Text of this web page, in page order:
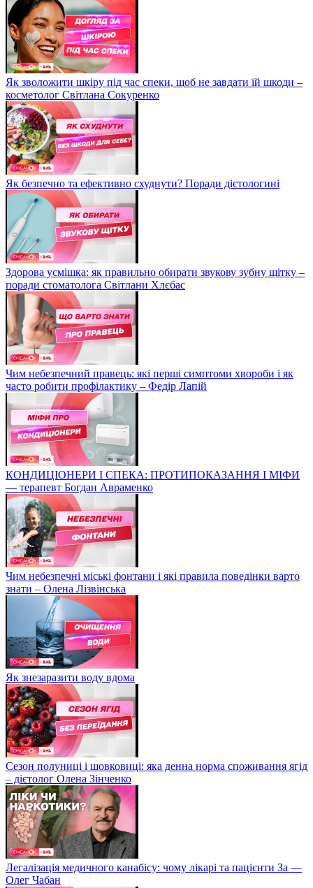
Як зволожити шкіру під час спеки, щоб не завдати їй шкоди –
косметолог Світлана Сокуренко
Як безпечно та ефективно схуднути? Поради дієтологині
Здорова усмішка: як правильно обирати звукову зубну щітку –
поради стоматолога Світлани Хлєбас
Чим небезпечний правець: які перші симптоми хвороби і як
часто робити профілактику – Федір Лапій
КОНДИЦІОНЕРИ І СПЕКА: ПРОТИПОКАЗАННЯ І МІФИ
— терапевт Богдан Авраменко
Чим небезпечні міські фонтани і які правила поведінки варто
знати – Олена Лізвінська
Як знезаразити воду вдома
Сезон полуниці і шовковиці: яка денна норма споживання ягід
– дієтолог Олена Зінченко
Легалізація медичного канабісу: чому лікарі та пацієнти За —
Олег Чабан